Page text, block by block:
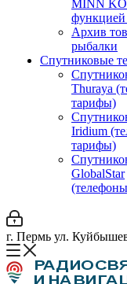
MINN
функцией
Архив
рыбалки
Спутниковые
Thuraya
тарифы)
Iridium
тарифы)
GlobalStar
г. Пермь ул.